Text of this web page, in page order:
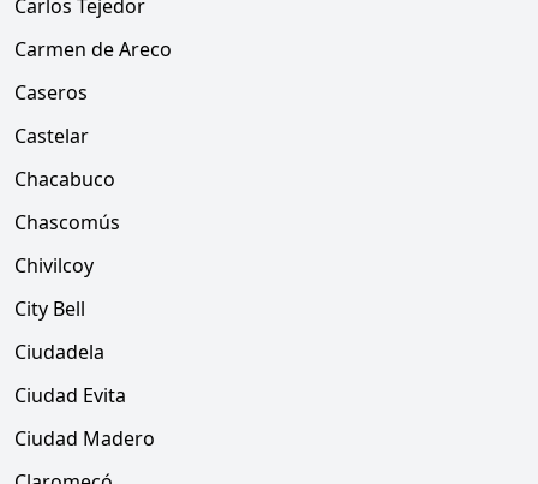
Carlos Tejedor
Carmen de Areco
Caseros
Castelar
Chacabuco
Chascomús
Chivilcoy
City Bell
Ciudadela
Ciudad Evita
Ciudad Madero